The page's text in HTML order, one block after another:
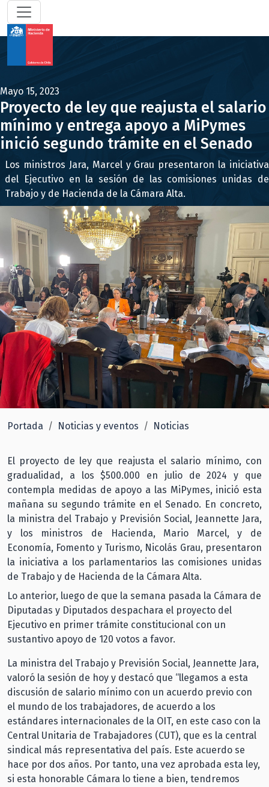
Mayo 15, 2023
Proyecto de ley que reajusta el salario
mínimo y entrega apoyo a MiPymes
inició segundo trámite en el Senado
Los ministros Jara, Marcel y Grau presentaron la iniciativa
del Ejecutivo en la sesión de las comisiones unidas de
Trabajo y de Hacienda de la Cámara Alta.
Portada Noticias y eventos Noticias
El proyecto de ley que reajusta el salario mínimo, con
gradualidad, a los $500.000 en julio de 2024 y que
contempla medidas de apoyo a las MiPymes, inició esta
mañana su segundo trámite en el Senado. En concreto,
la ministra del Trabajo y Previsión Social, Jeannette Jara,
y los ministros de Hacienda, Mario Marcel, y de
Economía, Fomento y Turismo, Nicolás Grau, presentaron
la iniciativa a los parlamentarios las comisiones unidas
de Trabajo y de Hacienda de la Cámara Alta.
Lo anterior, luego de que la semana pasada la Cámara de
Diputadas y Diputados despachara el proyecto del
Ejecutivo en primer trámite constitucional con un
sustantivo apoyo de 120 votos a favor.
La ministra del Trabajo y Previsión Social, Jeannette Jara,
valoró la sesión de hoy y destacó que “llegamos a esta
discusión de salario mínimo con un acuerdo previo con
el mundo de los trabajadores, de acuerdo a los
estándares internacionales de la OIT, en este caso con la
Central Unitaria de Trabajadores (CUT), que es la central
sindical más representativa del país. Este acuerdo se
hace por dos años. Por tanto, una vez aprobada esta ley,
si esta honorable Cámara lo tiene a bien, tendremos